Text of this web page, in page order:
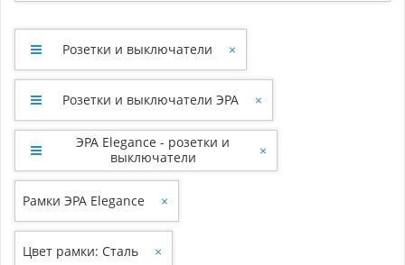
Розетки и выключатели ×
Розетки и выключатели ЭРА ×
ЭРА Elegance - розетки и
выключатели
×
Рамки ЭРА Elegance ×
Цвет рамки: Сталь ×